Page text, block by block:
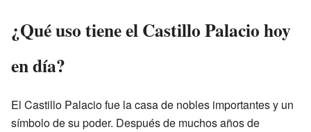
¿Qué uso tiene el Castillo Palacio hoy
en día?
El Castillo Palacio fue la casa de nobles importantes y un
símbolo de su poder. Después de muchos años de